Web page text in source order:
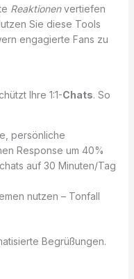
Reaktionenvertiefen
Sie diese Tools
engagierte Fans zu
Ihre 1:1-Chats. So
persönliche
Response um 40%
auf 30 Minuten/Tag
nutzen – Tonfall
Begrüßungen.